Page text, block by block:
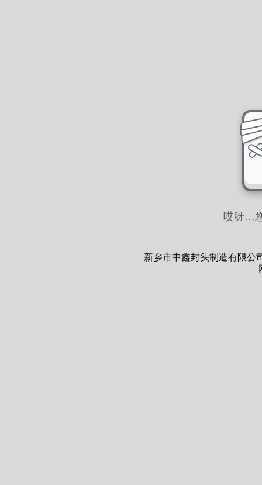
哎呀…
新乡市中鑫封头制造有限公